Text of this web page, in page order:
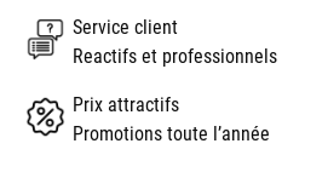
Service client
Reactifs et professionnels
Prix attractifs
Promotions toute l’année